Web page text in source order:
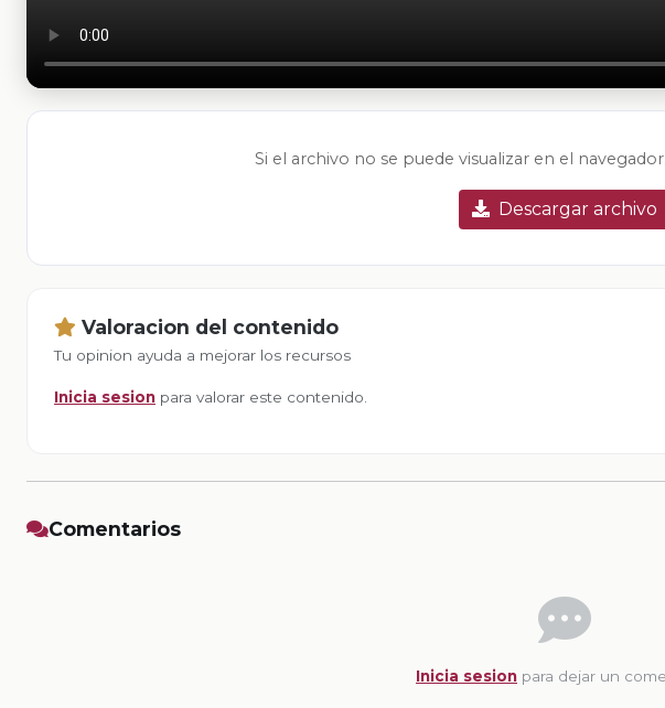
Si el archivo no se puede visualizar en el
Descargar archivo
Valoracion del contenido
Tu opinion ayuda a mejorar los recursos
Inicia sesion para valorar este contenido.
Comentarios
Inicia sesion para dejar un